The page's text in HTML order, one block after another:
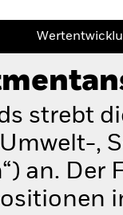
strebt
,
an. Der